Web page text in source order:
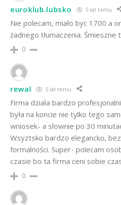
euroklub.lubsko 5 lat temu
Nie polecam, miało byc 1700 a
żadnego tłumaczenia. Śmieszne
0
rewal 5 lat temu
Firma działa bardzo
była na koncie nie tylko tego
wniosek- a słownie po 30
Wsyztsko bardzo elegancko,
formalności. Super- polecam
czasie bo ta firma ceni sobie
0